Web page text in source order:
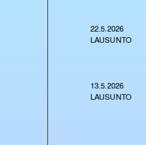
22.5.2026
LAUSUNTO
13.5.2026
LAUSUNTO